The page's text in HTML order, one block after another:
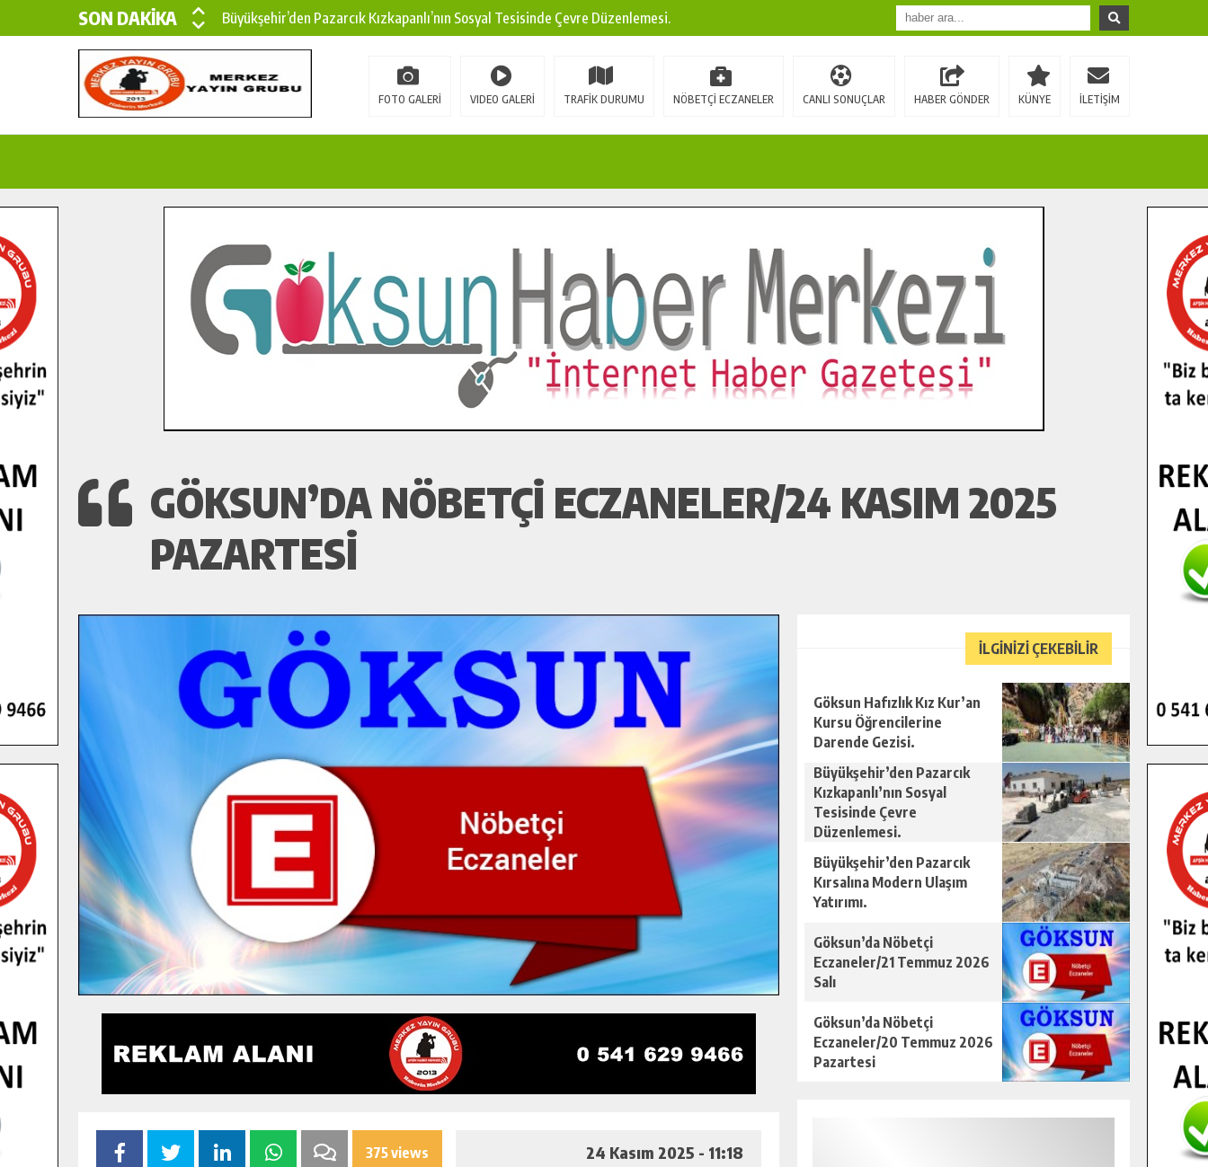
SON DAKİKA
Büyükşehir’den Pazarcık Kızkapanlı’nın Sosyal Tesisinde Çevre Düzenlemesi.
Büyükşehir’den Pazarcık Kırsalına Modern Ulaşım Yatırımı.
Çin’den KSÜ’ye Uluslararası Başarı: Edinilen Bilgi Türk Tarımına Katkı Sağlayacak.
İlçe Jandarma Komutanı Karakaya’dan Başkan Cüce’ye Veda Ziyareti.
Bertiz’in Yeni Köprüsünde Sona Doğru.
FOTO GALERİ VIDEO GALERİ TRAFİK DURUMU NÖBETÇİ ECZANELER CANLI SONUÇLAR HABER GÖNDER KÜNYE İLETİŞİM
GÖKSUN’DA NÖBETÇI ECZANELER/24 KASIM 2025
PAZARTESI
375 views 24 Kasım 2025 - 11:18
İLGİNİZİ ÇEKEBİLİR
Göksun Hafızlık Kız Kur’an
Kursu Öğrencilerine
Darende Gezisi.
Büyükşehir’den Pazarcık
Kızkapanlı’nın Sosyal
Tesisinde Çevre
Düzenlemesi.
Büyükşehir’den Pazarcık
Kırsalına Modern Ulaşım
Yatırımı.
Göksun’da Nöbetçi
Eczaneler/21 Temmuz 2026
Salı
Göksun’da Nöbetçi
Eczaneler/20 Temmuz 2026
Pazartesi